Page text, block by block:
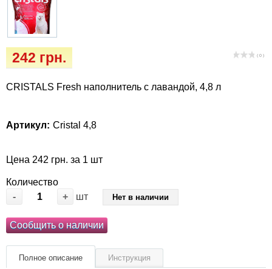
( 0 )
242 грн.
CRISTALS Fresh наполнитель с лавандой, 4,8 л
Артикул: Cristal 4,8
Цена 242 грн. за 1 шт
Количество
-
+ шт Нет в наличии
Сообщить о наличии
Полное описание Инструкция
Лакомство и корма
Vet Diet Canine Wet – ветеринарные диеты
для собак
Лежаки, домики, охлаждая коврики
Миски, автокормушки, поилки
Одежда и обувь
Переноски, сумки, клетки
Послеоперационные средства и
расходные материалы
Подарочные сертификаты
Товары для голубей